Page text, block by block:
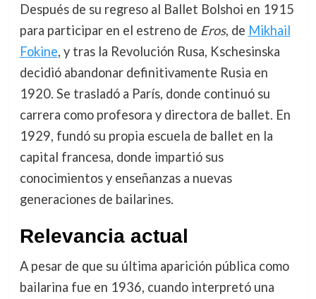
Después de su regreso al Ballet Bolshoi en 1915
para participar en el estreno de Eros, de Mikhail
Fokine, y tras la Revolución Rusa, Kschesinska
decidió abandonar definitivamente Rusia en
1920. Se trasladó a París, donde continuó su
carrera como profesora y directora de ballet. En
1929, fundó su propia escuela de ballet en la
capital francesa, donde impartió sus
conocimientos y enseñanzas a nuevas
generaciones de bailarines.
Relevancia actual
A pesar de que su última aparición pública como
bailarina fue en 1936, cuando interpretó una